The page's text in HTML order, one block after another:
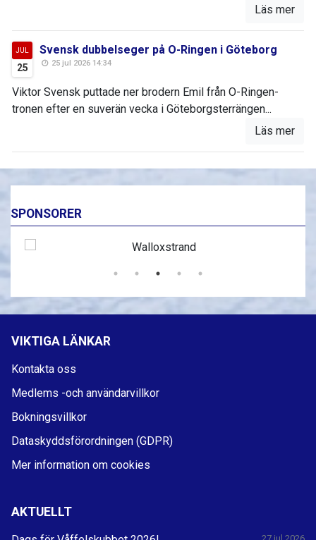
Läs mer
JUL
25
Svensk dubbelseger på O-Ringen i Göteborg
25 jul 2026 14:34
Viktor Svensk puttade ner brodern Emil från O-Ringen-
tronen efter en suverän vecka i Göteborgsterrängen...
Läs mer
SPONSORER
VIKTIGA LÄNKAR
Kontakta oss
Medlems -och användarvillkor
Bokningsvillkor
Dataskyddsförordningen (GDPR)
Mer information om cookies
AKTUELLT